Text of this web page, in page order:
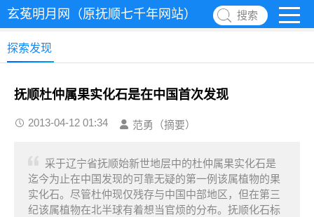
玄菟明月网（原抚顺七千年网站） 搜索
探索发现
抚顺杜仲属果实化石是在中国首次发现
2013-04-12 01:34 范勇（摘要）
采于辽宁省抚顺始新世地层中的杜仲属果实化石是
迄今为止在中国发现的可靠无疑的第一例该属植物的果
实化石。尽管杜仲现仅残存与中国中部地区，但在第三
纪该属植物在北半球有着想当官烦的分布。抚顺化石标